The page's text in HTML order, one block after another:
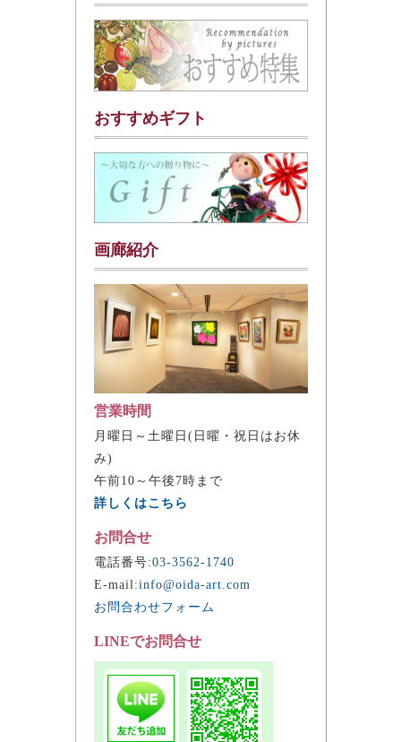
おすすめギフト
画廊紹介
営業時間
月曜日～土曜日(日曜・祝日はお休
み)
午前10～午後7時まで
詳しくはこちら
お問合せ
電話番号:03-3562-1740
E-mail:info@oida-art.com
お問合わせフォーム
LINEでお問合せ